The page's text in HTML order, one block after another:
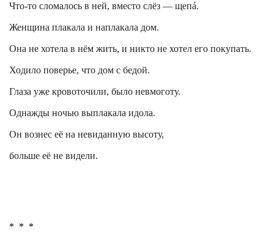
Что-то сломалось в ней, вместо слёз — щепá.
Женщина плакала и наплакала дом.
Она не хотела в нём жить, и никто не хотел его покупать.
Ходило поверье, что дом с бедой.
Глаза уже кровоточили, было невмоготу.
Однажды ночью выплакала идола.
Он вознес её на невиданную высоту,
больше её не видели.
* * *